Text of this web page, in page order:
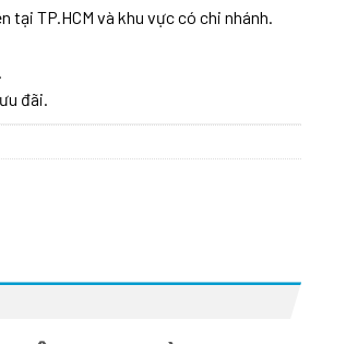
TP.HCM và khu vực có chi nhánh.
đãi.